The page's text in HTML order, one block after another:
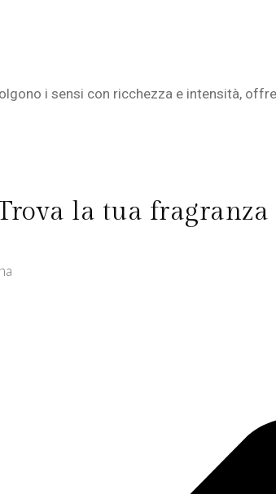
i sensi con ricchezza e intensità,
la tua fragranza